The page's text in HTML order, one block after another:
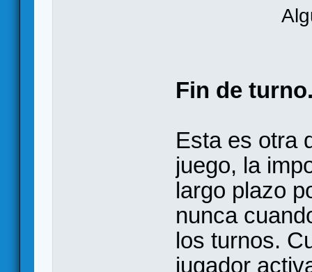
Fin de
Esta es otra
juego, la
largo plazo
nunca
los turnos.
jugador